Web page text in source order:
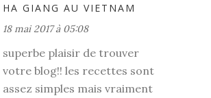
HA GIANG AU VIETNAM
18 mai 2017 à 05:08
superbe plaisir de trouver
votre blog!! les recettes sont
assez simples mais vraiment